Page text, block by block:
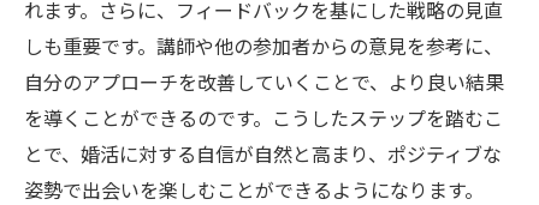
れます。さらに、フィードバックを基にした戦略の見直
しも重要です。講師や他の参加者からの意見を参考に、
自分のアプローチを改善していくことで、より良い結果
を導くことができるのです。こうしたステップを踏むこ
とで、婚活に対する自信が自然と高まり、ポジティブな
姿勢で出会いを楽しむことができるようになります。